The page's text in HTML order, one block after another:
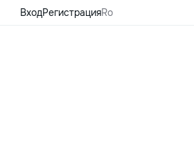
ВходРегистрацияRo